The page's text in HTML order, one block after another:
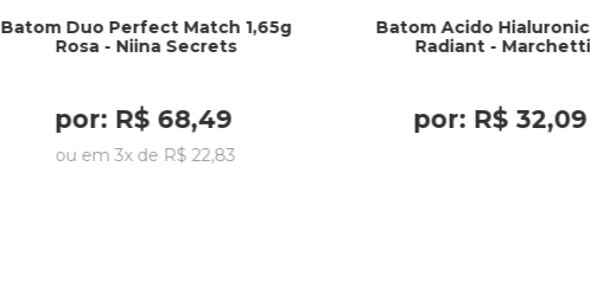
Batom Duo Perfect Match 1,65g
Rosa - Niina Secrets
por: R$ 68,49
ou em3x de R$ 22,83
Batom Acido
Radiant - Marchetti
por: R$ 32,09